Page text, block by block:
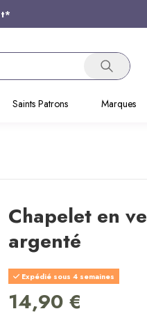
!
Saints Patrons Marques
Chapelet en
argenté
Expédié sous 4 semaines
14,90 €